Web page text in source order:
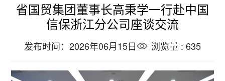
省国贸集团董事长高秉学一行赴中国
信保浙江分公司座谈交流
发布时间：2026年06月15日 浏览量 : 635